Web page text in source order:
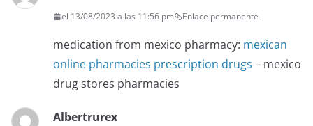
el 13/08/2023 a las 11:56 pm Enlace permanente
medication from mexico pharmacy: mexican
online pharmacies prescription drugs – mexico
drug stores pharmacies
Albertrurex